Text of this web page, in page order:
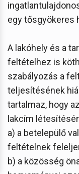
egy tősgyökeres
A lakóhely és a
feltételhez is
szabályozás a
teljesítésének
tartalmaz, hogy
lakcím
a) a betelepülő
feltételnek
b) a közösség